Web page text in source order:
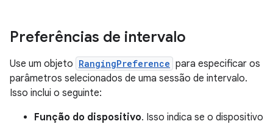
Preferências de intervalo
Use um objeto RangingPreference para especificar os
parâmetros selecionados de uma sessão de intervalo.
Isso inclui o seguinte:
Função do dispositivo. Isso indica se o dispositivo